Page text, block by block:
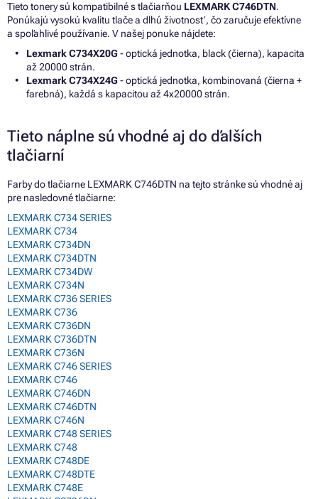
Tieto tonery sú kompatibilné s tlačiarňou LEXMARK C746DTN.
Ponúkajú vysokú kvalitu tlače a dlhú životnosť, čo zaručuje efektívne
a spoľahlivé používanie. V našej ponuke nájdete:
Lexmark C734X20G- optická jednotka, black (čierna), kapacita
až 20000 strán.
Lexmark C734X24G- optická jednotka, kombinovaná (čierna +
farebná), každá s kapacitou až 4x20000 strán.
Tieto náplne sú vhodné aj do ďalších
tlačiarní
Farby do tlačiarne LEXMARK C746DTN na tejto stránke sú vhodné aj
pre nasledovné tlačiarne:
LEXMARK C734 SERIES
LEXMARK C734
LEXMARK C734DN
LEXMARK C734DTN
LEXMARK C734DW
LEXMARK C734N
LEXMARK C736 SERIES
LEXMARK C736
LEXMARK C736DN
LEXMARK C736DTN
LEXMARK C736N
LEXMARK C746 SERIES
LEXMARK C746
LEXMARK C746DN
LEXMARK C746DTN
LEXMARK C746N
LEXMARK C748 SERIES
LEXMARK C748
LEXMARK C748DE
LEXMARK C748DTE
LEXMARK C748E